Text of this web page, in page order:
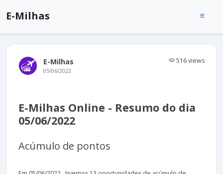
E-Milhas
E-Milhas 516 views
05/06/2022
E-Milhas Online - Resumo do dia
05/06/2022
Acúmulo de pontos